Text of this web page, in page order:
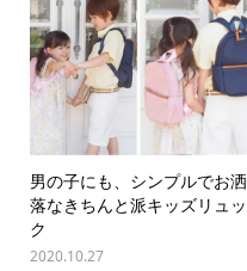
男の子にも、シンプルでお洒
落なきちんと派キッズリュッ
ク
2020.10.27